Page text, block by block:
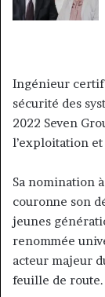
Ingénieur
sécurité des
2022 Seven
l’exploitation
Sa nomination
couronne son
jeunes
renommée
acteur majeur
feuille de route.